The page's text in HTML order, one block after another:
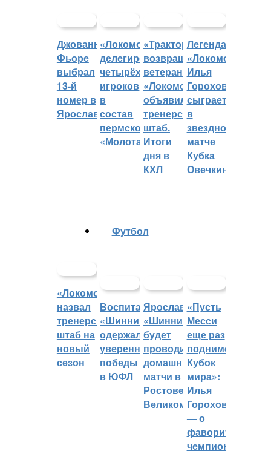
Джованни
Фьоре
выбрал
13-й
номер в
Ярославле
«Локомотив»
делегировал
четырёх
игроков
в
состав
пермского
«Молота»
«Трактор»
возвращает
ветеранов,
«Локомотив»
объявил
тренерский
штаб.
Итоги
дня в
КХЛ
Легенда
«Локомотива»
Илья
Горохов
сыграет
в
звездном
матче
Кубка
Овечкина
«Локомотив»
назвал
тренерский
штаб на
новый
сезон
Футбол
Воспитанники
«Шинника»
одержали
уверенные
победы
в ЮФЛ
Ярославский
«Шинник»
будет
проводить
домашние
матчи в
Ростове
Великом
«Пусть
Месси
еще раз
поднимет
Кубок
мира»:
Илья
Горохов
— о
фаворитах
чемпионата